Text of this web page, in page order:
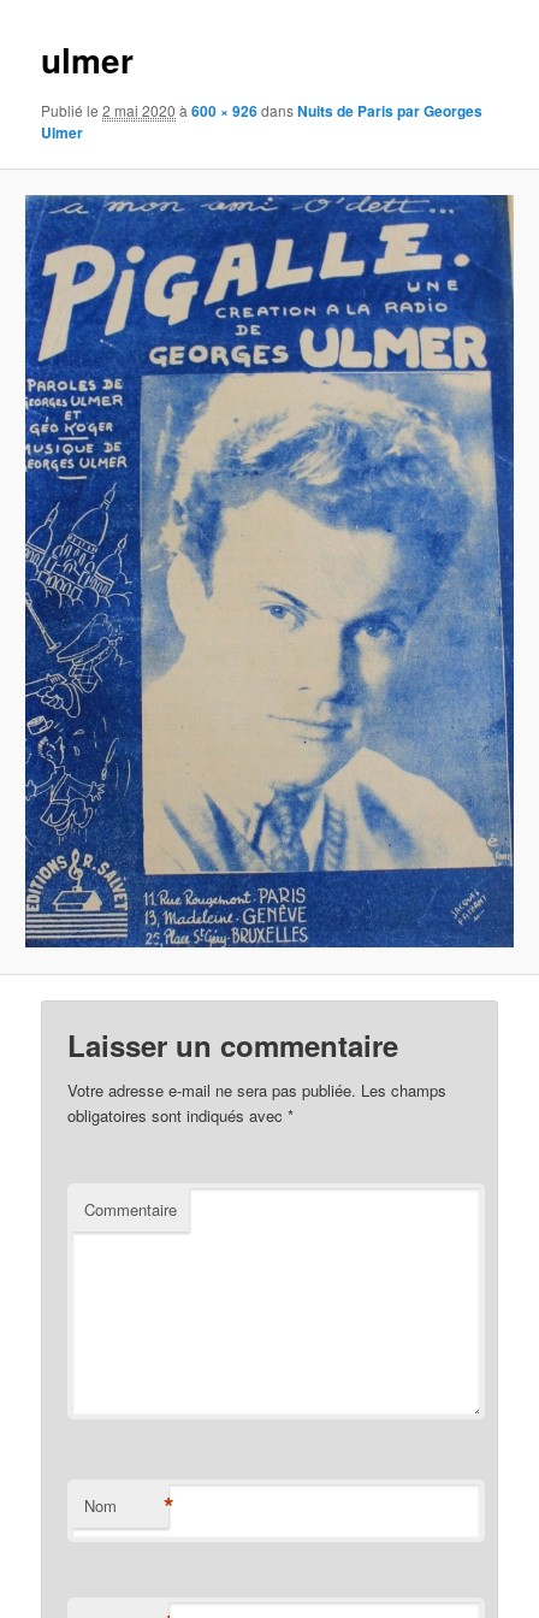
ulmer
Publié le2 mai 2020 à600 × 926dansNuits de Paris par Georges
Ulmer
Laisser un commentaire
Votre adresse e-mail ne sera pas publiée. Les champs
obligatoires sont indiqués avec*
Commentaire
Nom *